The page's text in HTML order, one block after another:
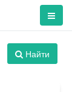
Найти